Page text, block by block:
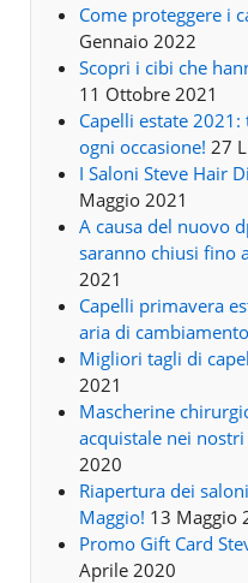
Come proteggere i
Gennaio 2022
Scopri i cibi che
11 Ottobre 2021
Capelli estate
ogni occasione! 27
I Saloni Steve Hair
Maggio 2021
A causa del nuovo
saranno chiusi fino
2021
Capelli primavera
aria di
Migliori tagli di
2021
Mascherine
acquistale nei
2020
Riapertura dei
Maggio! 13 Maggio
Promo Gift Card
Aprile 2020